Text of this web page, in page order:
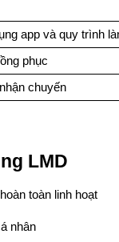
app và quy trình
phục
chuyến
LMD
toàn linh hoạt
nhân